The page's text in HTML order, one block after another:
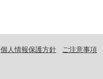
個人情報保護方針 ご注意事項